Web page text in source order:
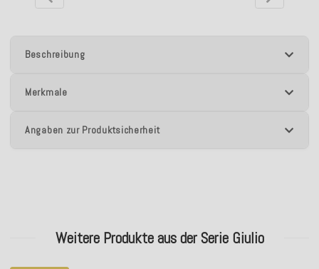
Beschreibung
Merkmale
Angaben zur Produktsicherheit
Weitere Produkte aus der Serie Giulio